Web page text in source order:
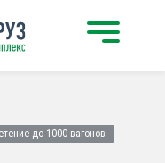
до 1000 вагонов